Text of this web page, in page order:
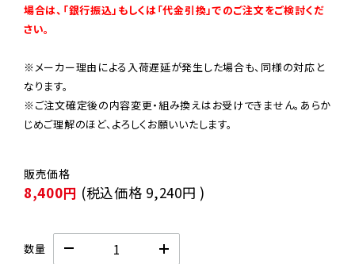
場合は、「銀行振込」もしくは「代金引換」でのご注文をご検討くだ
さい。
※メーカー理由による入荷遅延が発生した場合も、同様の対応と
なります。
※ご注文確定後の内容変更・組み換えはお受けできません。あらか
じめご理解のほど、よろしくお願いいたします。
8,400円 (税込価格 9,240円 )
数量